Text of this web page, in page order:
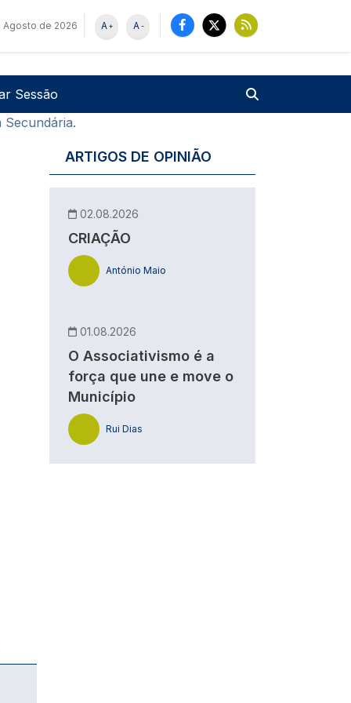
Agosto de 2026 -
A
+
A
de utilizador
Sessão
ARTIGOS DE OPINIÃO
02.08.2026
CRIAÇÃO
António Maio
01.08.2026
O Associativismo é a
força que une e move o
Município
Rui Dias